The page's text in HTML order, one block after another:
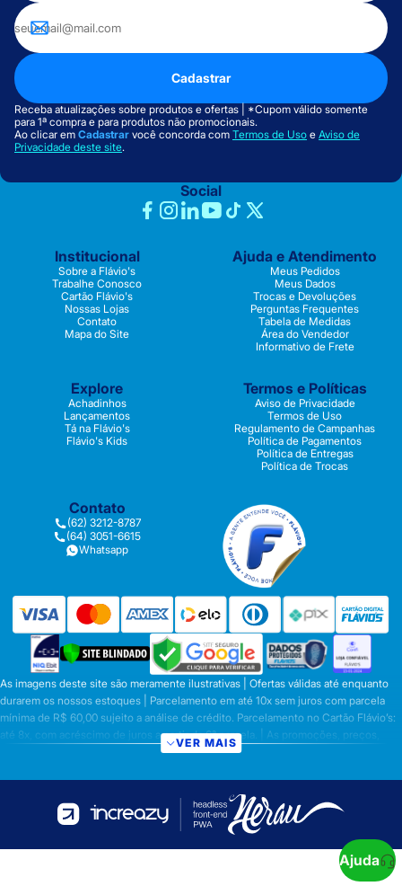
Cadastrar
Receba atualizações sobre produtos e ofertas | *Cupom válido somente
para 1ª compra e para produtos não promocionais.
Ao clicar em Cadastrar você concorda com Termos de Uso e Aviso de
Privacidade deste site.
Social
Institucional
Sobre a Flávio's
Trabalhe Conosco
Cartão Flávio's
Nossas Lojas
Contato
Mapa do Site
Ajuda e Atendimento
Meus Pedidos
Meus Dados
Trocas e Devoluções
Perguntas Frequentes
Tabela de Medidas
Área do Vendedor
Informativo de Frete
Explore
Achadinhos
Lançamentos
Tá na Flávio's
Flávio's Kids
Termos e Políticas
Aviso de Privacidade
Termos de Uso
Regulamento de Campanhas
Política de Pagamentos
Política de Entregas
Política de Trocas
Contato
(62) 3212-8787
(64) 3051-6615
Whatsapp
As imagens deste site são meramente ilustrativas | Ofertas válidas até enquanto
durarem os nossos estoques | Parcelamento em até 10x sem juros com parcela
mínima de R$ 60,00 sujeito a análise de crédito. Parcelamento no Cartão Flávio’s:
até 8x, com acréscimo de juros a partir da 6ª parcela. | As promoções, preços,
parcelamentos e condições de pagamento são válidas apenas para compras
preços válidos para os produtos serão aqueles exibidos no ato da conclusão da
operação, conforme exibição, e desde que haja disponibilidade dos produtos |
Frete Grátis para compras em Goiás, DF com pedido mínimo de R$ 349,90,
demais Regiões do Brasil valor mínimo de R$ R$ 349,90. Promoção de Frete
Grátis só se aplica aos prazos fixos citado acima ou na tabela de frete. Prazo para a
VER MAIS
Ajuda